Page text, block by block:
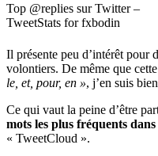
Top @replies sur Twitter –
TweetStats for fxbodin
Il présente peu d’intérêt pour
volontiers. De même que
le, et, pour, en », j’en suis
Ce qui vaut la peine d’être
mots les plus fréquents
« TweetCloud ».